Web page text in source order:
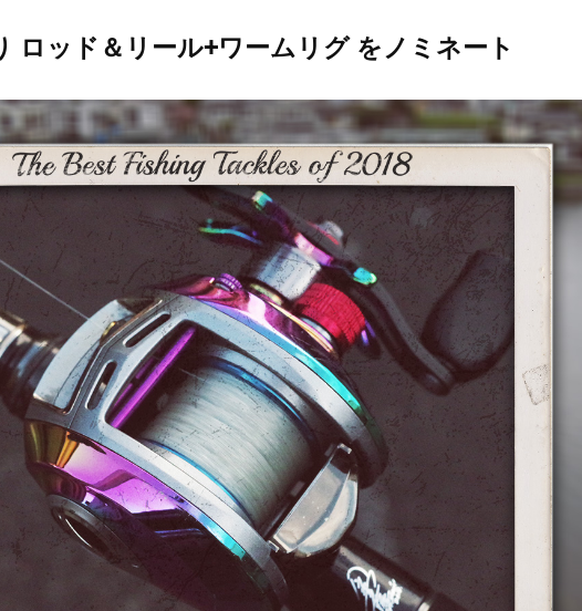
ロッド＆リール+ワームリグ をノミネート